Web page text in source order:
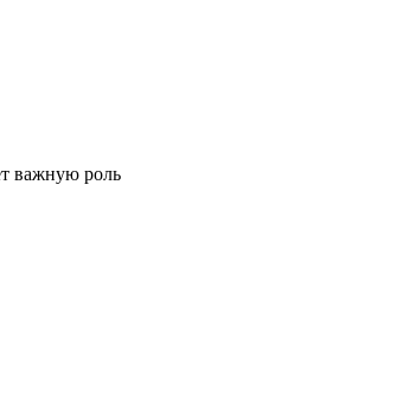
важную роль